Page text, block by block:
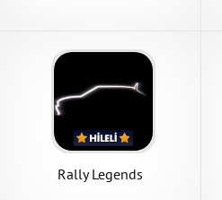
Rally Legends